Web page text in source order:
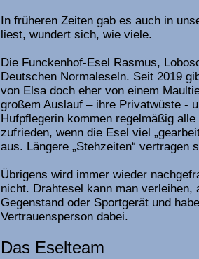
In früheren Zeiten gab es auch in
liest, wundert sich, wie viele.
Die Funckenhof-Esel Rasmus,
Deutschen Normaleseln. Seit 2019
von Elsa doch eher von einem
großem Auslauf – ihre Privatwüste -
Hufpflegerin kommen regelmäßig
zufrieden, wenn die Esel viel
aus. Längere „Stehzeiten“ vertragen
Übrigens wird immer wieder
nicht. Drahtesel kann man
Gegenstand oder Sportgerät und
Vertrauensperson dabei.
Das Eselteam